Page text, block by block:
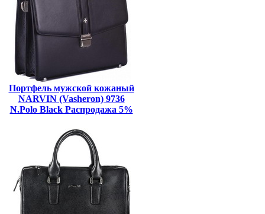
Портфель мужской кожаный
NARVIN (Vasheron) 9736
N.Polo Black Распродажа 5%